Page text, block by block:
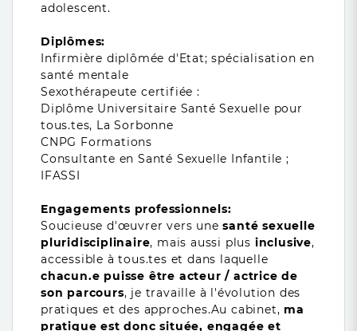
adolescent.
Diplômes:
Infirmière diplômée d'Etat; spécialisation en
santé mentale
Sexothérapeute certifiée :
Diplôme Universitaire Santé Sexuelle pour
tous.tes, La Sorbonne
CNPG Formations
Consultante en Santé Sexuelle Infantile ;
IFASSI
Engagements professionnels:
Soucieuse d'œuvrer vers une santé sexuelle
pluridisciplinaire, mais aussi plus inclusive,
accessible à tous.tes et dans laquelle
chacun.e puisse être acteur / actrice de
son parcours, je travaille à l'évolution des
pratiques et des approches.Au cabinet, ma
pratique est donc située, engagée et